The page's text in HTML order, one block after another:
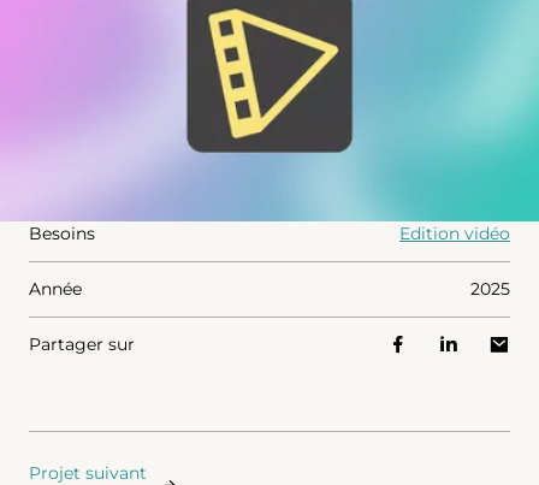
Besoins Edition vidéo
Année 2025
Partager sur
Projet suivant